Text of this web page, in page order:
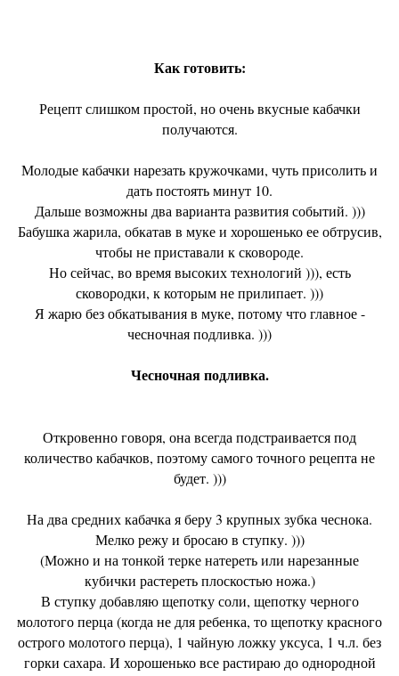
Как готовить:
Рецепт слишком простой, но очень вкусные кабачки
получаются.
Молодые кабачки нарезать кружочками, чуть присолить и
дать постоять минут 10.
Дальше возможны два варианта развития событий. )))
Бабушка жарила, обкатав в муке и хорошенько ее обтрусив,
чтобы не приставали к сковороде.
Но сейчас, во время высоких технологий ))), есть
сковородки, к которым не прилипает. )))
Я жарю без обкатывания в муке, потому что главное -
чесночная подливка. )))
Чесночная подливка.
Откровенно говоря, она всегда подстраивается под
количество кабачков, поэтому самого точного рецепта не
будет. )))
На два средних кабачка я беру 3 крупных зубка чеснока.
Мелко режу и бросаю в ступку. )))
(Можно и на тонкой терке натереть или нарезанные
кубички растереть плоскостью ножа.)
В ступку добавляю щепотку соли, щепотку черного
молотого перца (когда не для ребенка, то щепотку красного
острого молотого перца), 1 чайную ложку уксуса, 1 ч.л. без
горки сахара. И хорошенько все растираю до однородной